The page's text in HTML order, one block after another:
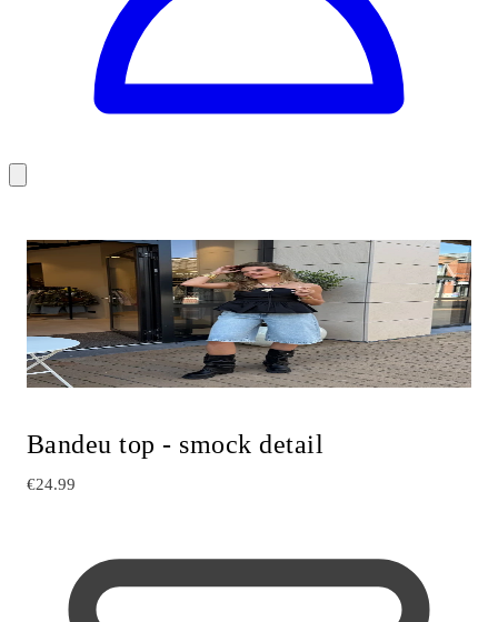
Bandeu top - smock detail
€24.99